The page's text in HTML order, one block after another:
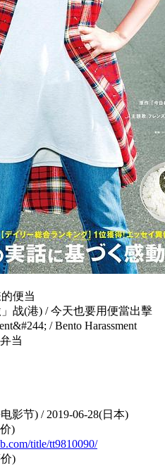
便当
(港) / 今天也要用便當出擊
/ Bento Harassment
当
节) / 2019-06-28(日本)
)
title/tt9810090/
)